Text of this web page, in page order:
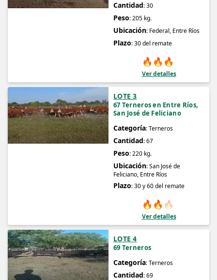
Cantidad: 30
Peso: 205 kg.
Ubicación: Federal, Entre Ríos
Plazo: 30 del remate
🔥 🔥 🔥
Ver detalles
LOTE 3
67 Terneros en Entre Ríos,
San José de Feliciano
Categoría: Terneros
Cantidad: 67
Peso: 220 kg.
Ubicación: San José de
Feliciano, Entre Ríos
Plazo: 30 y 60 del remate
🔥 🔥 🔥
Ver detalles
LOTE 4
69 Terneros
Categoría: Terneros
Cantidad: 69